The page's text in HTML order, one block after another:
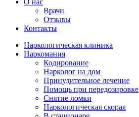
О нас
Врачи
Отзывы
Контакты
Наркологическая клиника
Наркомания
Кодирование
Нарколог на дом
Принудительное лечение
Помощь при передозировке
Снятие ломки
Наркологическая скорая